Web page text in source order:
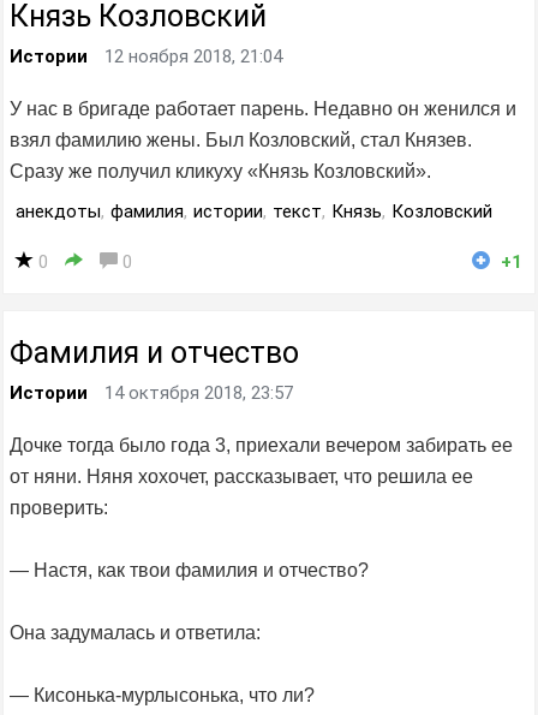
Князь Козловский
Истории 12 ноября 2018, 21:04
У нас в бригаде работает парень. Недавно он женился и
взял фамилию жены. Был Козловский, стал Князев.
Сразу же получил кликуху «Князь Козловский».
анекдоты, фамилия, истории, текст, Князь, Козловский
0 0 +1
Фамилия и отчество
Истории 14 октября 2018, 23:57
Дочке тогда было года 3, приехали вечером забирать ее
от няни. Няня хохочет, рассказывает, что решила ее
проверить:
— Настя, как твои фамилия и отчество?
Она задумалась и ответила:
— Кисонька-мурлысонька, что ли?